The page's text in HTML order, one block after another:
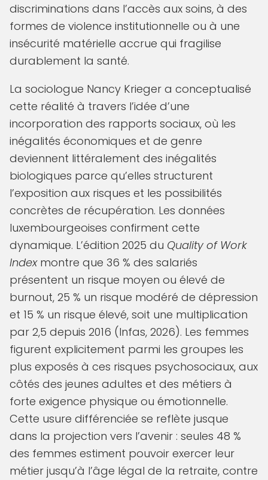
discriminations dans l’accès aux soins, à des
formes de violence institutionnelle ou à une
insécurité matérielle accrue qui fragilise
durablement la santé.
La sociologue Nancy Krieger a conceptualisé
cette réalité à travers l’idée d’une
incorporation des rapports sociaux, où les
inégalités économiques et de genre
deviennent littéralement des inégalités
biologiques parce qu’elles structurent
l’exposition aux risques et les possibilités
concrètes de récupération. Les données
luxembourgeoises confirment cette
dynamique. L’édition 2025 du Quality of Work
Indexmontre que 36 % des salariés
présentent un risque moyen ou élevé de
burnout, 25 % un risque modéré de dépression
et 15 % un risque élevé, soit une multiplication
par 2,5 depuis 2016 (Infas, 2026). Les femmes
figurent explicitement parmi les groupes les
plus exposés à ces risques psychosociaux, aux
côtés des jeunes adultes et des métiers à
forte exigence physique ou émotionnelle.
Cette usure différenciée se reflète jusque
dans la projection vers l’avenir : seules 48 %
des femmes estiment pouvoir exercer leur
métier jusqu’à l’âge légal de la retraite, contre